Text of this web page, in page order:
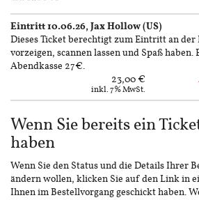
Eintritt 10.06.26, Jax Hollow (US)
Dieses Ticket berechtigt zum Eintritt an der
vorzeigen, scannen lassen und Spaß
Abendkasse 27€.
23,00 €
inkl. 7% MwSt.
Wenn Sie bereits ein
haben
Wenn Sie den Status und die Details Ihrer
ändern wollen, klicken Sie auf den Link in
Ihnen im Bestellvorgang geschickt haben.